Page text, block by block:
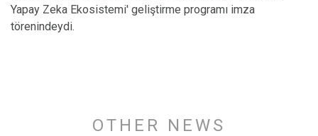
Yapay Zeka Ekosistemi' geliştirme programı imza
törenindeydi.
OTHER NEWS